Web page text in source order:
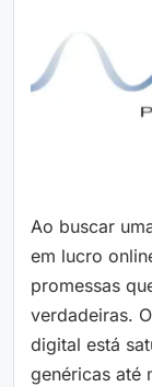
Ao buscar
em lucro
promessas
verdadeiras.
digital está
genéricas até